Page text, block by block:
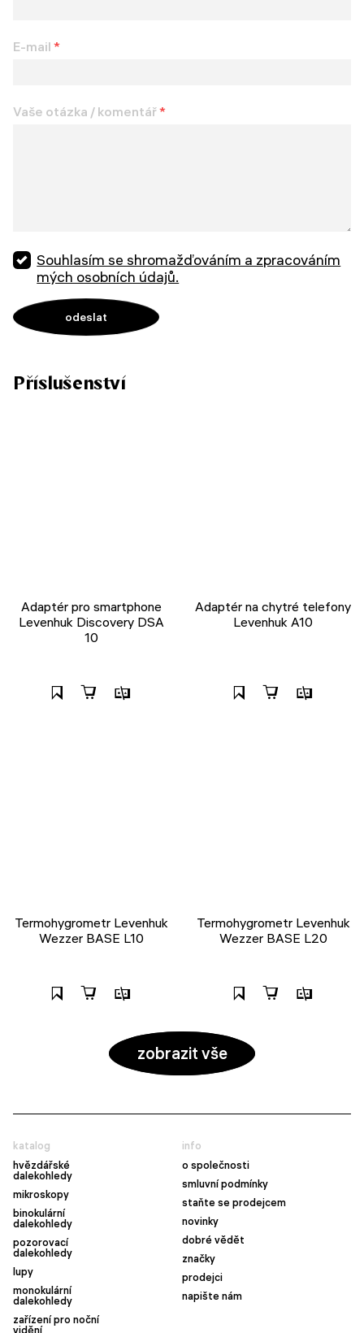
E-mail *
Vaše otázka / komentář*
Souhlasím se shromažďováním a zpracováním
mých osobních údajů.
Příslušenství
Adaptér pro smartphone
Levenhuk Discovery DSA
10
Adaptér na chytré telefony
Levenhuk A10
Termohygrometr Levenhuk
Wezzer BASE L10
Termohygrometr Levenhuk
Wezzer BASE L20
zobrazit vše
katalog
hvězdářské
dalekohledy
mikroskopy
binokulární
dalekohledy
pozorovací
dalekohledy
lupy
monokulární
dalekohledy
zařízení pro noční
vidění
info
o společnosti
smluvní podmínky
staňte se prodejcem
novinky
dobré vědět
značky
prodejci
napište nám